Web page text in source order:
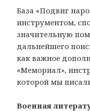
База «Подвиг
инструментом,
значительную
дальнейшего
как важное
«Мемориал»,
которой мы
Военная